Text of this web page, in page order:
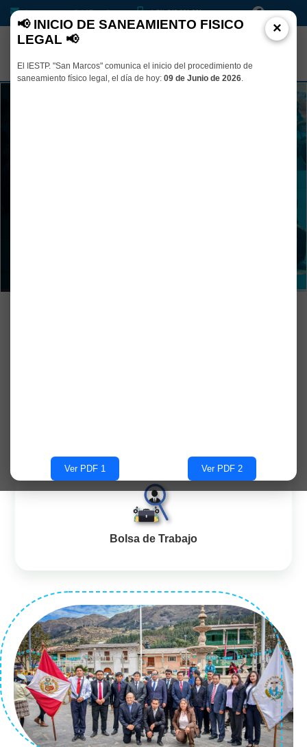
×
📢 INICIO DE SANEAMIENTO FISICO
LEGAL 📢
El IESTP. "San Marcos" comunica el inicio del procedimiento de
saneamiento físico legal, el día de hoy: 09 de Junio de 2026.
Ver PDF 1 Ver PDF 2
iesptsanmarcosoficial@gmail.com (+51) 948 001 331
Bolsa de Trabajo